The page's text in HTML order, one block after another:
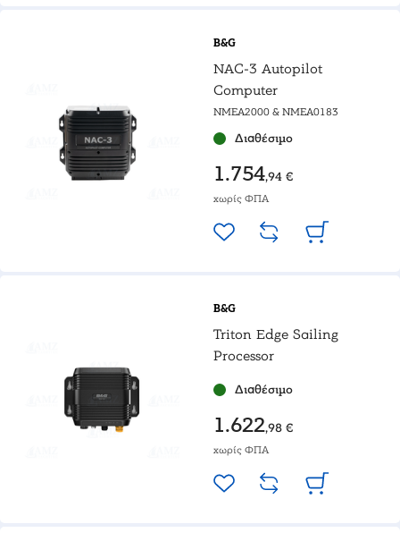
B&G
NAC-3 Autopilot
Computer
NMEA2000 & NMEA0183
Διαθέσιμο
1.754,94 €
χωρίς ΦΠΑ
B&G
Triton Edge Sailing
Processor
Διαθέσιμο
1.622,98 €
χωρίς ΦΠΑ